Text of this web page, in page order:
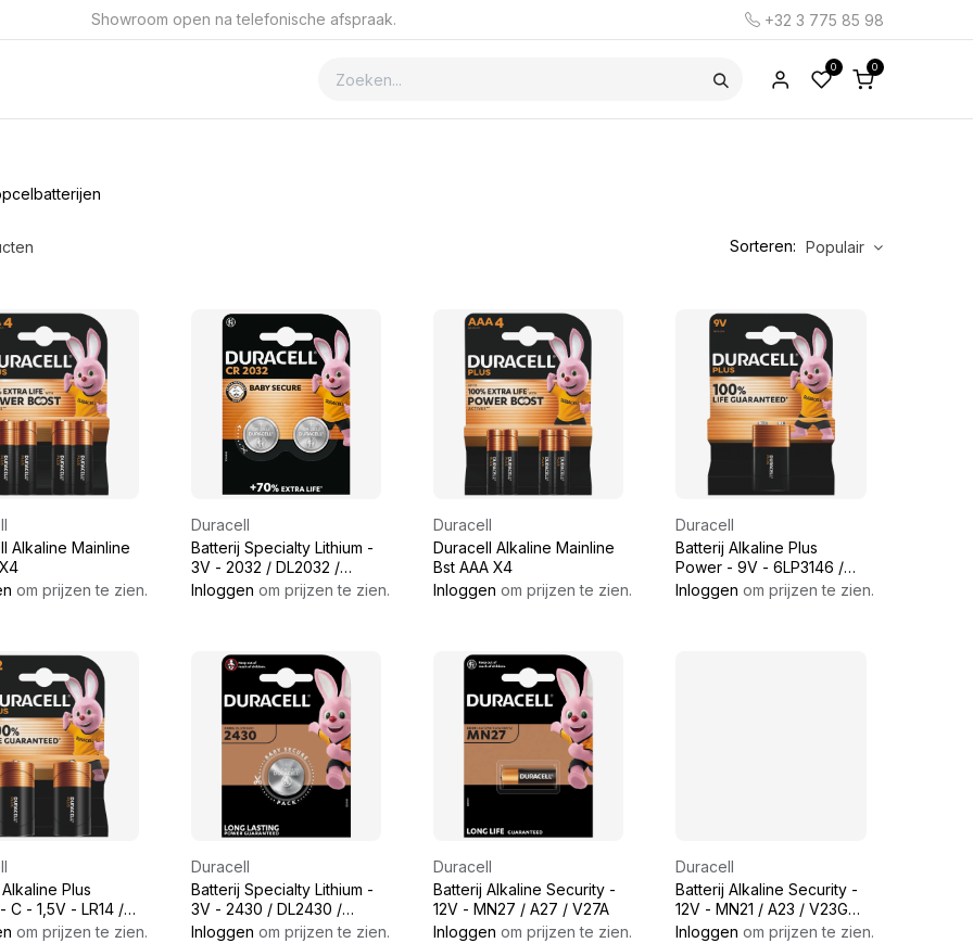
Showroom open na telefonische afspraak. +32 3 775 85 98
0 0
Sorteren: Populair
Alkaline Mainline
om prijzen te zien.
Duracell
Batterij Specialty Lithium -
3V - 2032 / DL2032 /
BR2032 / CR2032
Inloggen om prijzen te zien.
Duracell
Duracell Alkaline Mainline
Bst AAA X4
Inloggen om prijzen te zien.
Duracell
Batterij Alkaline Plus
Power - 9V - 6LP3146 /
MN1604 - 6LR61
Inloggen om prijzen te zien.
Plus
C - 1,5V - LR14 /
om prijzen te zien.
Duracell
Batterij Specialty Lithium -
3V - 2430 / DL2430 /
ECR2430 / CR2430
Inloggen om prijzen te zien.
Duracell
Batterij Alkaline Security -
12V - MN27 / A27 / V27A
Inloggen om prijzen te zien.
Duracell
Batterij Alkaline Security -
12V - MN21 / A23 / V23GA
/ 3LR50
Inloggen om prijzen te zien.